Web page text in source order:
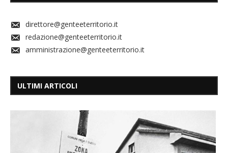
direttore@genteeterritorio.it
redazione@genteeterritorio.it
amministrazione@genteeterritorio.it
ULTIMI ARTICOLI